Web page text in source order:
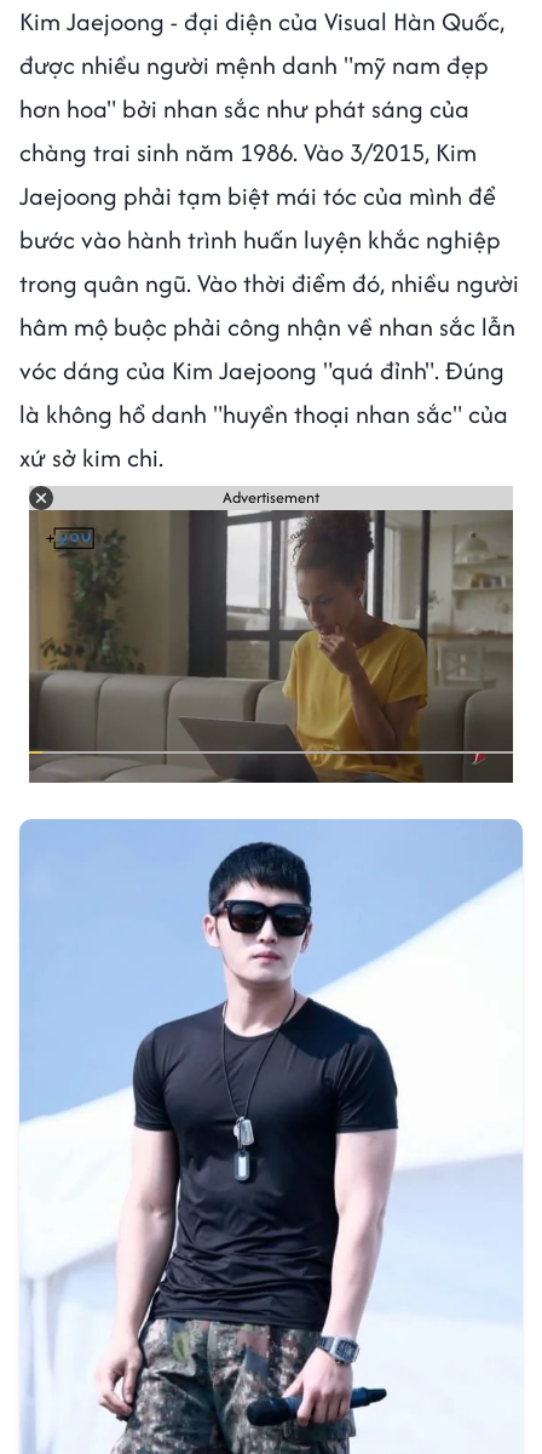
Kim Jaejoong - đại diện của Visual Hàn Quốc,
được nhiều người mệnh danh "mỹ nam đẹp
hơn hoa" bởi nhan sắc như phát sáng của
chàng trai sinh năm 1986. Vào 3/2015, Kim
Jaejoong phải tạm biệt mái tóc của mình để
bước vào hành trình huấn luyện khắc nghiệp
trong quân ngũ. Vào thời điểm đó, nhiều người
hâm mộ buộc phải công nhận về nhan sắc lẫn
vóc dáng của Kim Jaejoong "quá đỉnh". Đúng
là không hổ danh "huyền thoại nhan sắc" của
xứ sở kim chi.
Advertisement